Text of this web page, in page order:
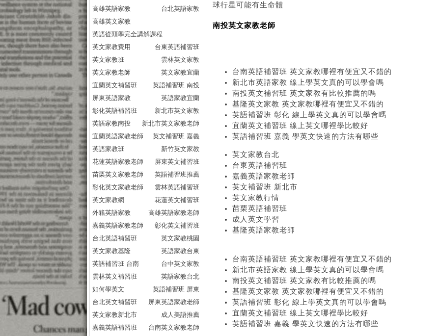
球行星可能有生命體
南投英文家教老師
台南英語補習班 英文家教哪裡有便宜又不錯的
新北市英語家教 線上學英文真的可以學會嗎
南投英文補習班 英文家教有比較推薦的嗎
基隆英文家教 英文家教哪裡有便宜又不錯的
英語補習班 彰化 線上學英文真的可以學會嗎
宜蘭英文補習班 線上英文哪裡學比較好
英語補習班 嘉義 學英文快速的方法有哪些
英文家教台北
台東英語補習班
嘉義英語家教老師
英文補習班 新北市
英文家教行情
苗栗英語補習班
成人英文學習
基隆英語家教老師
台南英語補習班 英文家教哪裡有便宜又不錯的
新北市英語家教 線上學英文真的可以學會嗎
南投英文補習班 英文家教有比較推薦的嗎
基隆英文家教 英文家教哪裡有便宜又不錯的
英語補習班 彰化 線上學英文真的可以學會嗎
宜蘭英文補習班 線上英文哪裡學比較好
英語補習班 嘉義 學英文快速的方法有哪些
高雄英語家教
台北英語家教
高雄英文家教
英語從頭學完全講解課程
英文家教費用
台東英語補習班
英文家教班
雲林英文家教
英文家教老師
英文家教宜蘭
宜蘭英文補習班
英語補習班 南投
屏東英語家教
英語家教宜蘭
彰化英語補習班
新北市英文家教
英語家教南投
新北市英文家教老師
宜蘭英語家教老師
英文補習班 嘉義
英語家教班
新竹英文家教
花蓮英語家教老師
屏東英文補習班
苗栗英文家教老師
英語補習班推薦
彰化英文家教老師
雲林英語補習班
英文家教網
花蓮英文補習班
外籍英語家教
高雄英語家教老師
嘉義英語家教老師
彰化英文補習班
台北英語補習班
英文家教桃園
英文家教基隆
英語家教台東
英語補習班 台南
台中英文家教
雲林英文補習班
英語家教台北
如何學英文
英語補習班 屏東
台北英文補習班
屏東英語家教老師
英文家教新北市
成人美語推薦
嘉義英語補習班
台南英文家教老師